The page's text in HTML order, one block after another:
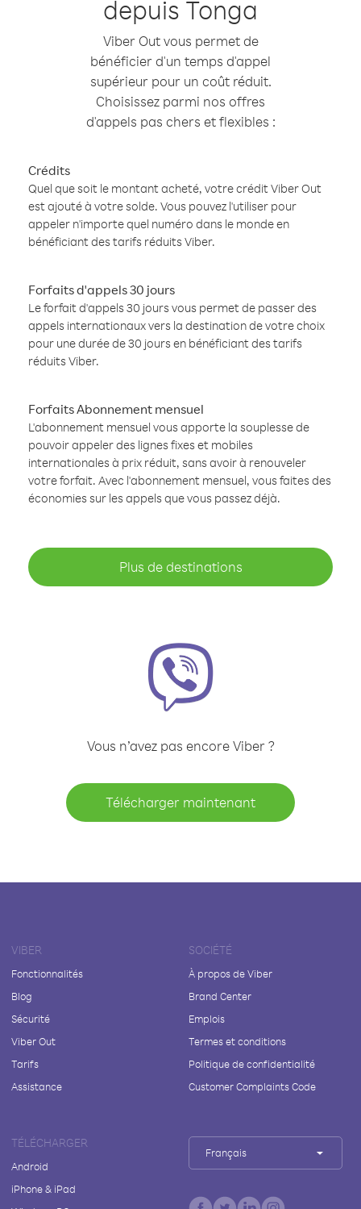
depuis Tonga
Viber Out vous permet de
bénéficier d'un temps d'appel
supérieur pour un coût réduit.
Choisissez parmi nos offres
d'appels pas chers et flexibles :
Crédits
Quel que soit le montant acheté, votre crédit Viber Out
est ajouté à votre solde. Vous pouvez l'utiliser pour
appeler n'importe quel numéro dans le monde en
bénéficiant des tarifs réduits Viber.
Forfaits d'appels 30 jours
Le forfait d'appels 30 jours vous permet de passer des
appels internationaux vers la destination de votre choix
pour une durée de 30 jours en bénéficiant des tarifs
réduits Viber.
Forfaits Abonnement mensuel
L'abonnement mensuel vous apporte la souplesse de
pouvoir appeler des lignes fixes et mobiles
internationales à prix réduit, sans avoir à renouveler
votre forfait. Avec l'abonnement mensuel, vous faites des
économies sur les appels que vous passez déjà.
Plus de destinations
Vous n’avez pas encore Viber ?
Télécharger maintenant
VIBER
Fonctionnalités
Blog
Sécurité
Viber Out
Tarifs
Assistance
SOCIÉTÉ
À propos de Viber
Brand Center
Emplois
Termes et conditions
Politique de confidentialité
Customer Complaints Code
TÉLÉCHARGER
Android
iPhone & iPad
Français